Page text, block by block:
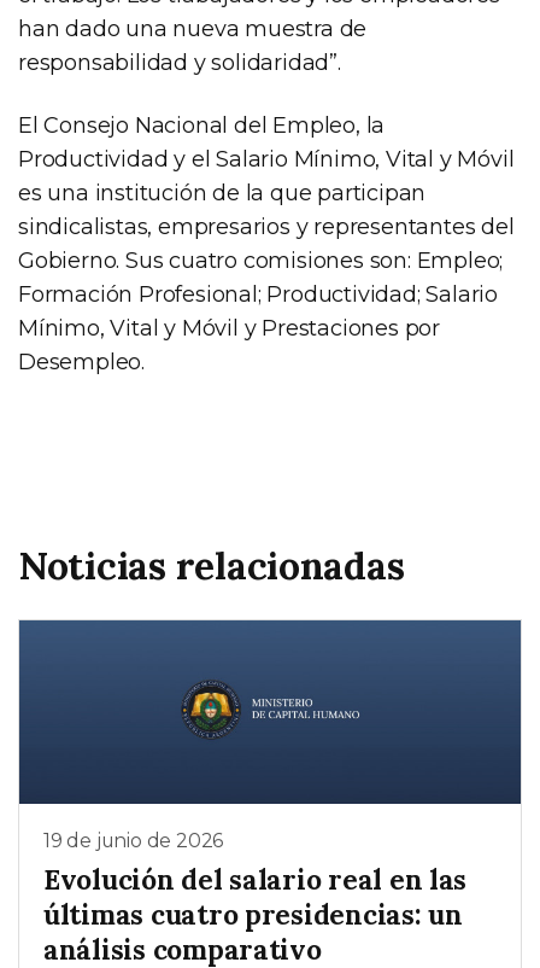
han dado una nueva muestra de
responsabilidad y solidaridad”.
El Consejo Nacional del Empleo, la
Productividad y el Salario Mínimo, Vital y Móvil
es una institución de la que participan
sindicalistas, empresarios y representantes del
Gobierno. Sus cuatro comisiones son: Empleo;
Formación Profesional; Productividad; Salario
Mínimo, Vital y Móvil y Prestaciones por
Desempleo.
Noticias relacionadas
19 de junio de 2026
Evolución del salario real en las
últimas cuatro presidencias: un
análisis comparativo